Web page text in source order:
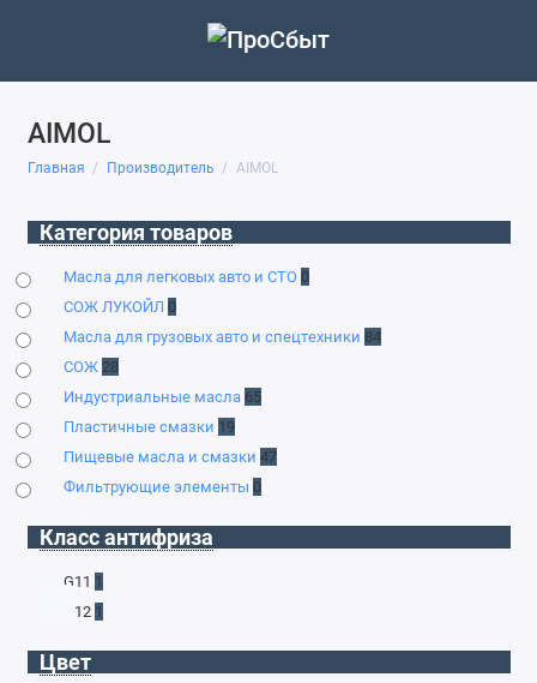
AIMOL
Главная Производитель AIMOL
Категория товаров
Масла для легковых авто и СТО 0
СОЖ ЛУКОЙЛ 0
Масла для грузовых авто и спецтехники 84
СОЖ 28
Индустриальные масла 65
Пластичные смазки 19
Пищевые масла и смазки 47
Фильтрующие элементы 0
Класс антифриза
G11 1
G12 1
Цвет